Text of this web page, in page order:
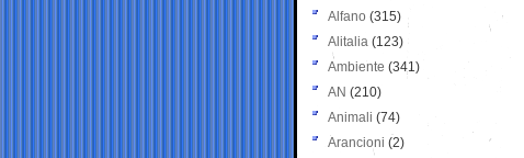
Alfano (315)
Alitalia (123)
Ambiente (341)
AN (210)
Animali (74)
Arancioni (2)